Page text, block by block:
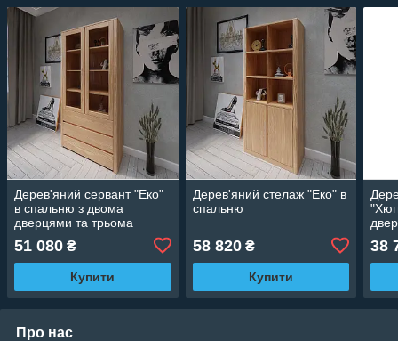
Дерев'яний сервант "Еко"
в спальню з двома
дверцями та трьома
51 080 ₴
Купити
Дерев'яний стелаж "Еко" в
спальню
58 820₴
Купити
38
Про нас